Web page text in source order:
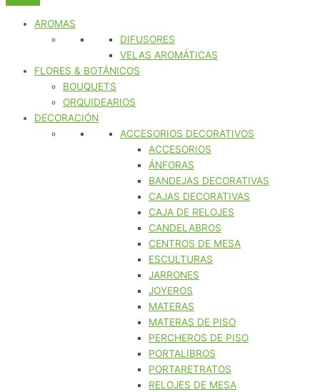
AROMAS
DIFUSORES
VELAS AROMÁTICAS
FLORES & BOTÁNICOS
BOUQUETS
ORQUIDEARIOS
DECORACIÓN
ACCESORIOS DECORATIVOS
ACCESORIOS
ÁNFORAS
BANDEJAS DECORATIVAS
CAJAS DECORATIVAS
CAJA DE RELOJES
CANDELABROS
CENTROS DE MESA
ESCULTURAS
JARRONES
JOYEROS
MATERAS
MATERAS DE PISO
PERCHEROS DE PISO
PORTALIBROS
PORTARETRATOS
RELOJES DE MESA